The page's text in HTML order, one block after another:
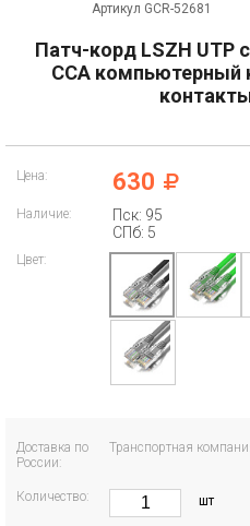
Артикул GCR-52681
Патч-корд LSZH UTP
CCA компьютерный
Цена: 630
Наличие:
Пск: 95
СПб: 5
Цвет:
Доставка по
России:
Транспортная
Количество: шт